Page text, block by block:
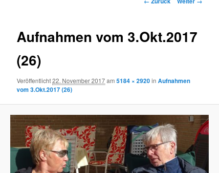
Aufnahmen vom 3.Okt.2017
(26)
Veröffentlicht22. November 2017am5184 × 2920inAufnahmen
vom 3.Okt.2017 (26)